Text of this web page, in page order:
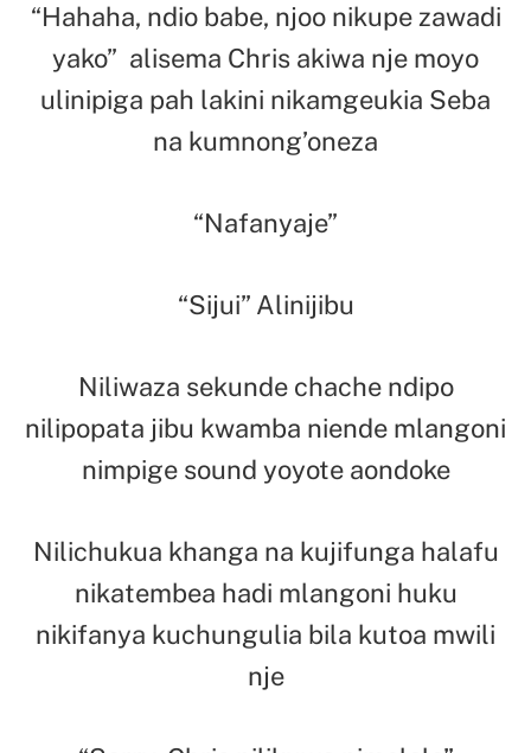
“Hahaha, ndio babe, njoo nikupe zawadi
yako” alisema Chris akiwa nje moyo
ulinipiga pah lakini nikamgeukia Seba
na kumnong’oneza
“Nafanyaje”
“Sijui” Alinijibu
Niliwaza sekunde chache ndipo
nilipopata jibu kwamba niende mlangoni
nimpige sound yoyote aondoke
Nilichukua khanga na kujifunga halafu
nikatembea hadi mlangoni huku
nikifanya kuchungulia bila kutoa mwili
nje